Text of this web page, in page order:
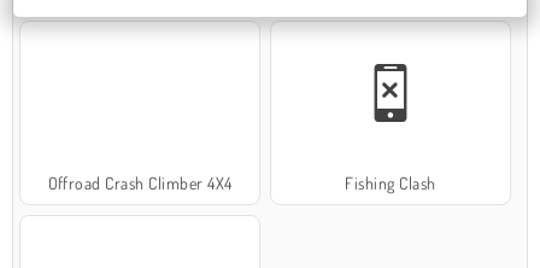
Offroad Crash Climber 4X4 Fishing Clash